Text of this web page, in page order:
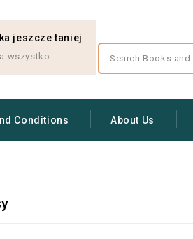
jeszcze taniej
wszystko
Conditions About Us